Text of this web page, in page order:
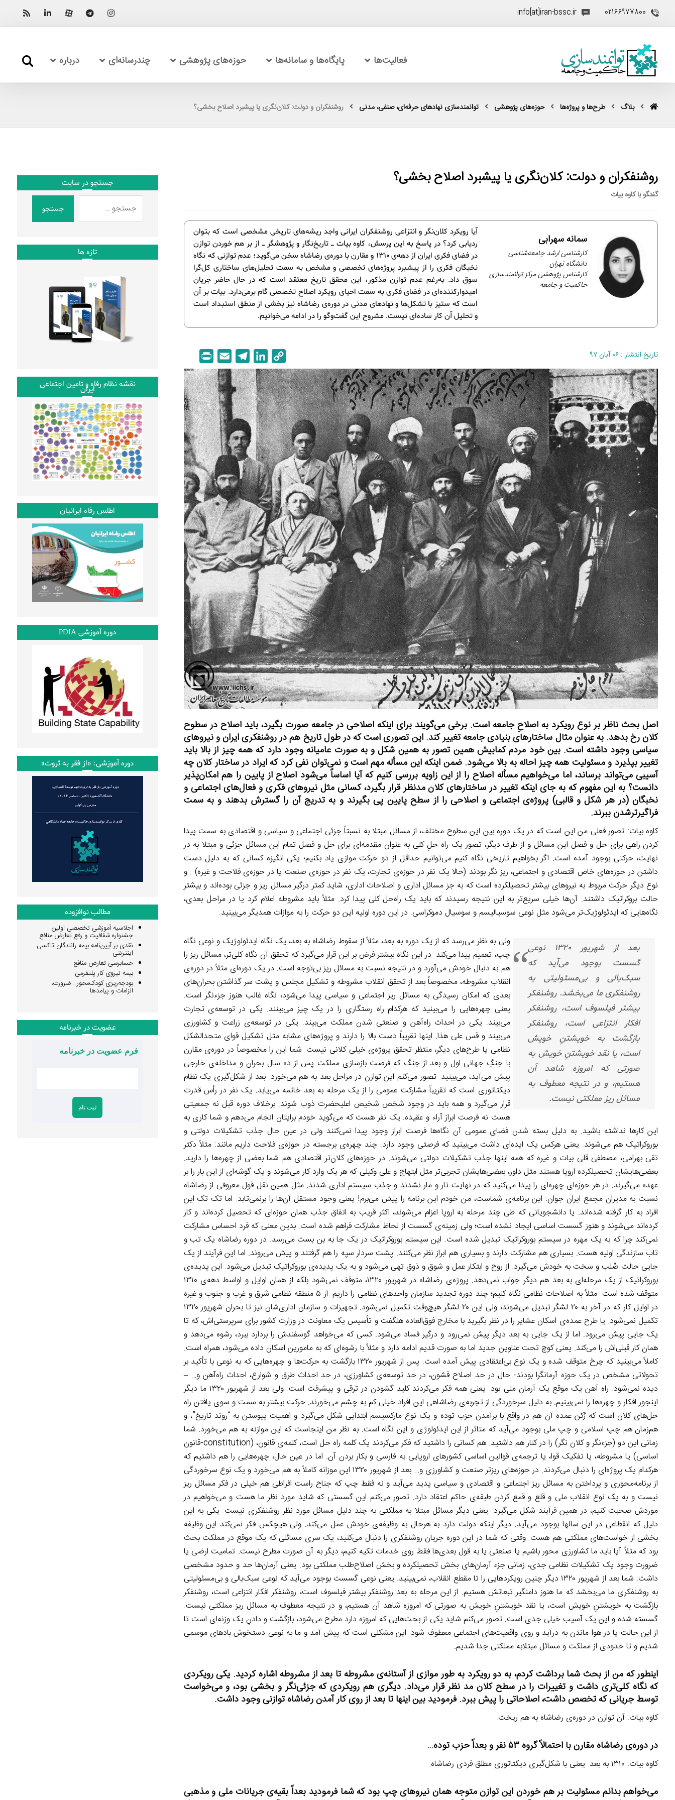
02166977800
info[at]iran-bssc.ir
فعالیت‌ها پایگاه‌ها و سامانه‌ها حوزه‌های پژوهشی چندرسانه‌ای درباره
بلاگ طرح‌ها و پروژه‌ها حوزه‌های پژوهشی توانمندسازی نهادهای حرفه‌ای، صنفی، مدنی روشنفکران و دولت: کلان‌نگری یا پیشبرد اصلاح بخشی؟
روشنفکران و دولت: کلان‌نگری یا پیشبرد اصلاح بخشی؟
گفتگو با کاوه بیات
آیا رویکرد کلان‌نگر و انتزاعی روشنفکران ایرانی واجد ریشه‌های تاریخی مشخصی است که بتوان
ردیابی کرد؟ در پاسخ به این پرسش، کاوه بیات ـ تاریخ‌نگار و پژوهشگر ـ از بر هم خوردن توازن
در فضای فکری ایران از دهه‌ی 1310 و مقارن با دوره‌ی رضاشاه سخن می‌گوید؛ عدم توازنی که نگاه
نخبگان فکری را از پیشبرد پروژه‌های تخصصی و مشخص به سمت تحلیل‌های ساختاری کل‌گرا
سوق داد. به‌رغم عدم‌ توازن مذکور، این محقق تاریخ معتقد است که در حال حاضر جریان
امیدوارکننده‌ای در فضای فکری به سمت احیای رویکرد اصلاح تخصصی گام برمی‌دارد. بیات بر آن
است که ستیز با تشکل‌ها و نهادهای مدنی در دوره‌ی رضاشاه نیز بخشی از منطق استبداد است
و تحلیل آن کار ساده‌ای نیست. مشروح این گفت‌وگو را در ادامه می‌خوانیم.
سمانه سهرابی
کارشناسی ارشد جامعه‌شناسی
دانشگاه تهران
کارشناس پژوهشی مرکز توانمندسازی
حاکمیت و جامعه
تاریخ انتشار : ۰۶ آبان ۹۷
o
p
y
L
i
n
k
i
n
k
e
d
I
n
e
l
e
g
r
a
m
m
a
i
l
r
i
n
t
اصل بحث ناظر بر نوع رویکرد به اصلاحِ جامعه است. برخی می‌گویند برای اینکه اصلاحی در جامعه صورت بگیرد، باید اصلاح در سطوح
کلان رخ بدهد. به عنوان مثال ساختارهای بنیادی جامعه تغییر کند. این تصوری است که در طول تاریخ هم در روشنفکری ایران و نیروهای
سیاسی وجود داشته است. بین خود مردم کمابیش همین تصور به همین شکل و به صورت عامیانه وجود دارد که همه چیز از بالا باید
تغییر بپذیرد و مسئولیت همه چیز احاله به بالا می‌شود. ضمن اینکه این مسأله مهم است و نمی‌توان نفی کرد که ایراد در ساختار کلان چه
آسیبی می‌تواند برساند، اما می‌خواهیم مسأله اصلاح را از این زاویه بررسی کنیم که آیا اساساً می‌شود اصلاح از پایین را هم امکان‌پذیر
دانست؟ به این مفهوم که به جای اینکه تغییر در ساختارهای کلان مدنظر قرار بگیرد، کسانی مثل نیروهای فکری و فعال‌های اجتماعی و
نخبگان (در هر شکل و قالبی) پروژه‌ی اجتماعی و اصلاحی را از سطح پایین پی بگیرند و به تدریج آن را گسترش بدهند و به سمت
فراگیرترشدن ببرند.
کاوه بیات: تصور فعلی من این است که در یک دوره بین این سطوح مختلف، از مسائل مبتلا به نسبتاً جزئی اجتماعی و سیاسی و اقتصادی به سمت پیدا
کردن راهی برای حل و فصل این مسائل و از طرف دیگر، تصور یک راه حلِ کلی به عنوان مقدمه‌ای برای حل و فصل تمام این مسائل جزئی و مبتلا به در
نهایت، حرکتی بوجود آمده است. اگر بخواهیم تاریخی نگاه کنیم می‌توانیم حداقل از دو حرکت موازی یاد بکنیم؛ یکی انگیزه کسانی که به دلیل دست
داشتن در حوزه‌های خاص اقتصادی و اجتماعی، ریز نگر بودند (حالا یک نفر در حوزه‌ی تجارت، یک نفر در حوزه‌ی صنعت یا در حوزه‌ی فلاحت و غیره) . و
نوع دیگر حرکت مربوط به نیروهای بیشتر تحصیلکرده است که به جز مسائل اداری و اصلاحات اداری، شاید کمتر درگیر مسائل ریز و جزئی بوده‌اند و بیشتر
حالت بروکراتیک داشتند. آن‌ها خیلی سریع‌تر به این نتیجه رسیدند که باید یک راه‌حل کلی پیدا کرد. مثلاً باید مشروطه اعلام کرد یا در مراحل بعدی،
نگاه‌هایی که ایدئولوژیک‌تر می‌شود مثل نوعی سوسیالیسم و سوسیال دموکراسی. در این دوره اولیه این دو حرکت را به موازات همدیگر می‌بینید.
بعد از شهریور ۱۳۲۰ نوعی
گسست بوجود می‌آید که
سبک‌بالی و بی‌مسئولیتی به
روشنفکری ما می‌بخشد. روشنفکر
بیشتر فیلسوف است، روشنفکر
افکار انتزاعی است، روشنفکر
بازگشت به خویشتنِ خویش
است، یا نقد خویشتنِ خویش به
صورتی که امروزه شاهد آن
هستیم، و در نتیجه معطوف به
مسائل ریز مملکتی نیست.
ولی به نظر می‌رسد که از یک دوره به بعد، مثلاً از سقوط رضاشاه به بعد، یک نگاه ایدئولوژیک و نوعی نگاه
چپ، تعمیم پیدا می‌کند. در این نگاه بیشتر فرض بر این قرار می‌گیرد که تحقق آن نگاه کلی‌تر، مسائل ریز را
هم به دنبال خودش می‌آورد و در نتیجه نسبت به مسائل ریز بی‌توجه است. در یک دوره‌ای مثلاً در دوره‌ی
انقلاب مشروطه، مخصوصاً بعد از تحقق انقلاب مشروطه و تشکیل مجلس و پشت سر گذاشتن بحران‌های
بعدی که امکان رسیدگی به مسائل ریز اجتماعی و سیاسی پیدا می‌شود، نگاه غالب هنوز جزءنگر است.
یعنی چهره‌هایی را می‌بینید که هرکدام راه رستگاری را در یک چیز می‌بینند. یکی در توسعه‌ی تجارت
می‌بیند. یکی در احداث راه‌آهن و صنعتی شدن مملکت می‌بیند. یکی در توسعه‌ی زراعت و کشاورزی
می‌بیند و قس علی هذا. اینها تقریباً دست بالا را دارند و پروژه‌های مشابه مثل تشکیل قوای متحدالشکل
نظامی یا طرح‌های دیگر، منتظر تحقق پروژه‌ی خیلی کلانی نیست. شما این را مخصوصاً در دوره‌ی مقارن
با جنگِ جهانی اول و بعد از جنگ که فرصت بازسازی مملکت پس از ده سال بحران و مداخله‌ی خارجی
پیش می‌آید، می‌بینید. تصور می‌کنم این توازن در مراحل بعد به هم می‌خورد. بعد از شکل‌گیری یک نظام
دیکتاتوری است که تقریباً مشارکت عمومی را از یک مرحله به بعد خاتمه می‌یابد. یک نفر در رأس قدرت
قرار می‌گیرد و همه باید در وجود شخص شخیص اعلیحضرت ذوب شوند. برخلاف دوره قبل نه جمعیتی
هست نه فرصت ابراز آراء و عقیده. یک نفر هست که می‌گوید خودم برایتان انجام می‌دهم و شما کاری به
این کارها نداشته باشید. به دلیل بسته شدن فضای عمومی آن نگاه‌ها فرصت ابراز وجود پیدا نمی‌کنند ولی در عین حال جذب تشکیلات دولتی و
بوروکراتیک هم می‌شوند. یعنی هرکس یک ایده‌ای داشت می‌بینید که فرصتی وجود دارد. چند چهره‌ی برجسته در حوزه‌ی فلاحت داریم مانند: مثلاً دکتر
تقی بهرامی، مصطفی قلی بیات و غیره که همه اینها جذب تشکیلات دولتی می‌شوند. در حوزه‌های کلان‌تر اقتصادی هم شما بعضی از چهره‌ها را دارید.
بعضی‌هایشان تحصیلکرده اروپا هستند مثل داور، بعضی‌هایشان تجربی‌تر مثل ابتهاج و علی وکیلی که هر یک وارد کار می‌شوند و یک گوشه‌ای از این بار را بر
عهده می‌گیرند. در هر حوزه‌ای چهره‌ای را پیدا می‌کنید که در نهایت تار و مار نشدند و جذب سیستم اداری شدند. مثل همین نقل قول معروفی از رضاشاه
نسبت به مدیران مجمع ایران جوان: این برنامه‌ی شماست، من خودم این برنامه را پیش می‌برم! یعنی وجود مستقل آن‌ها را برنمی‌تابد. اما تک تک این
افراد به کار گرفته شده‌اند. یا دانشجویانی که طی چند مرحله به اروپا اعزام می‌شوند، اکثر قریب به اتفاق جذب همان حوزه‌ای که تحصیل کرده‌اند و کار
کرده‌اند می‌شوند و هنوز گسست اساسی ایجاد نشده است؛ ولی زمینه‌ی گسست از لحاظ مشارکت فراهم شده است. بدین معنی که فرد احساس مشارکت
نمی‌کند چرا که به یک مهره در سیستم بوروکراتیک تبدیل شده است. این سیستم بوروکراتیک در یک جا به بن بست می‌رسد. در دوره رضاشاه یک تب و
تاب سازندگی اولیه هست. بسیاری هم مشارکت دارند و بسیاری هم ابراز نظر می‌کنند. پشت سردار سپه را هم گرفتند و پیش می‌روند. اما این فرآیند از یک
جایی حالت صُلب و سخت به خودش می‌گیرد. از روح و ابتکار عمل و شوق و ذوق تهی می‌شود و به یک پدیده‌ی بوروکراتیک تبدیل می‌شود. این پدیده‌ی
بوروکراتیک از یک مرحله‌ای به بعد هم دیگر جواب نمی‌دهد. پروژه‌ی رضاشاه در شهریور ۱۳۲۰، متوقف نمی‌شود بلکه از همان اوایل و اواسط دهه‌ی ۱۳۱۰
متوقف شده است. مثلاً به اصلاحات نظامی نگاه کنیم؛ چند دوره تجدید سازمان واحدهای نظامی را داریم. از ۵ منطقه نظامی شرق و غرب و جنوب و غیره
در اوایل کار که در آخر به ۲۰ لشگر تبدیل می‌شوند، ولی این ۲۰ لشگر هیچ‌وقت تکمیل نمی‌شود. تجهیزات و سازمان اداری‌شان نیز تا بحران شهریور ۱۳۲۰
تکمیل نمی‌شود. یا طرح عمده‌ی اسکان عشایر را در نظر بگیرید با مخارج فوق‌العاده هنگفت و تأسیس یک معاونت در وزارت کشور برای سرپرستی‌اش، که تا
یک جایی پیش می‌رود. اما از یک جایی به بعد دیگر پیش نمی‌رود و درگیر فساد می‌شود. کسی که می‌خواهد گوسفندش را بردارد ببرد، رشوه می‌دهد و
همان کار قبلی‌اش را می‌کند. یعنی کوچ تحت عناوین جدید اما به صورت قدیم ادامه دارد و مثلاً با رشوه‌ای که به مامورین اسکان داده می‌شود، همراه است.
کاملاً می‌بینید که چرخ متوقف شده و یک نوع بی‌اعتقادی پیش آمده است. پس از شهریور ۱۳۲۰ بازگشت به حرکت‌ها و چهره‌هایی که به نوعی با تأکید بر
تحولاتی مشخص در یک حوزه آرمانگرا بودند- حال در حد اصلاح قشون، در حد توسعه‌ی کشاورزی، در حد احداث طرق و شوارع، احداث راه‌آهن و… –
دیده نمی‌شود. راه آهن یک موقع یک آرمان ملی بود. یعنی همه فکر می‌کردند کلید گشودن در ترقی و پیشرفت است. ولی بعد از شهریور ۱۳۲۰ ما دیگر
اینجور افکار و چهره‌ها را نمی‌بینیم. به دلیل سرخوردگی از تجربه‌ی رضاشاهی این افراد خیلی کم به چشم می‌خورند. حرکت بیشتر به سمت و سوی یافتن راه
حل‌های کلان است که رُکن عمده آن هم در واقع با برآمدن حزب توده و یک نوع مارکسیسم ابتدایی شکل می‌گیرد و اهمیت پیوستن به “روند تاریخ”، و
هم‌زمان هم چپ اسلامی و چپ ملی بوجود می‌آید که متاثر از این ایدئولوژی و این نگاه است. به نظر من اینجاست که این موازنه به هم می‌خورد. شما
زمانی این دو (جزءنگر و کلان نگر) را در کنار هم داشتید. هم کسانی را داشتید که فکر می‌کردند یک کلمه راه حل است، کلمه‌ی قانون، (constitution-قانون
اساسی) یا مشروطه، یا تفکیک قوا، یا ترجمه‌ی قوانین اساسی کشورهای اروپایی به فارسی و بکار بردن آن. اما در عین حال، چهره‌هایی را هم داشتیم که
هرکدام یک پروژه‌ای را دنبال می‌کردند. در حوزه‌های ریزتر صنعت و کشاورزی و… بعد از شهریور ۱۳۲۰ این موزانه کاملاً به هم می‌خورد و یک نوع سرخوردگی
از برنامه‌محوری و پرداختن به مسائل ریز اجتماعی و اقتصادی و سیاسی پدید می‌آید و نه فقط چپ که جناح راست افراطی هم خیلی در فکر مسائل ریز
نیست و به یک نوع انقلاب ملی و قلع و قمع کردن طبقه‌ی حاکم اعتقاد دارد. تصور می‌کنم این گسستی که شاید مورد نظر ما هست و می‌خواهیم در
موردش صحبت کنیم، در همین فرآیند شکل می‌گیرد. یعنی دیگر مسائل مبتلا به مملکتی به چند دلیل مسائل مورد نظر روشنفکری نیست. یکی به این
دلیل که انقطاعی در این سالها بوجود می‌آید. دیگر اینکه دولت دارد به هرحال به وظیفه‌ی خودش عمل می‌کند. ولی هیچکس فکر نمی‌کند این وظیفه
بخشی از خواست‌های مملکتی هم هست. وقتی که شما در این دوره جریان روشنفکری را دنبال می‌کنید، یک سری مسائلی که یک موقع در مملکت بحث
بود که مثلاً آیا باید ما کشاورزی محور باشیم یا صنعتی یا به قول بعدی‌ها فقط روی خدمات تکیه کنیم، دیگر به آن صورت مطرح نیست. تمامیت ارضی یا
ضرورت وجود یک تشکیلات نظامی جدی، زمانی جزء آرمان‌های بخش تحصیلکرده و بخش اصلاح‌طلب مملکتی بود. یعنی آرمان‌ها حد و حدود مشخصی
داشت. شما بعد از شهریور ۱۳۲۰ دیگر چنین رویکردهایی را تا مقطع انقلاب، نمی‌بینید. یعنی نوعی گسست بوجود می‌آید که نوعی سبک‌بالی و بی‌مسئولیتی
به روشنفکری ما می‌بخشد که ما هنوز دامنگیر تبعاتش هستیم. از این مرحله به بعد روشنفکر بیشتر فیلسوف است، روشنفکر افکار انتزاعی است، روشنفکر
بازگشت به خویشتنِ خویش است، یا نقد خویشتنِ خویش به صورتی که امروزه شاهد آن هستیم، و در نتیجه معطوف به مسائل ریز مملکتی نیست.
گسسته شده و این یک آسیب خیلی جدی است. تصور می‌کنم شاید یکی از بحث‌هایی که امروزه دارد مطرح می‌شود، بازگشت و دادنِ یک وزنه‌ای است تا
از این حالت پا در هوا ماندن به درآید و روی واقعیت‌های اجتماعی معطوف شود. این مشکلی است که پیش آمد و ما به نوعی دستخوش بادهای موسمی
شدیم و تا حدودی از مملکت و مسائل مبتلابه مملکتی جدا شدیم.
اینطور که من از بحث شما برداشت کردم، به دو رویکرد به طور موازی از آستانه‌ی مشروطه تا بعد از مشروطه اشاره کردید. یکی رویکردی
که نگاه کلی‌تری داشت و تغییرات را در سطح کلان مد نظر قرار می‌داد. دیگری هم رویکردی که جزئی‌نگر و بخشی بود، و می‌خواست
توسط جریانی که تخصص داشت، اصلاحاتی را پیش ببرد. فرمودید بین اینها تا بعد از روی کار آمدن رضاشاه توازنی وجود داشت.
کاوه بیات: آن توازن در دوره‌ی رضاشاه به هم ریخت.
در دوره‌ی رضاشاه مقارن با احتمالاً گروه ۵۳ نفر و بعداً حزب توده…
کاوه بیات: ۱۳۱۰ به بعد. یعنی با شکل‌گیری دیکتاتوری مطلق فردی رضاشاه.
می‌خواهم بدانم مسئولیت بر هم خوردن این توازن متوجه همان نیروهای چپ بود که شما فرمودید بعداً بقیه‌ی جریانات ملی و مذهبی
جستجو در سایت
جستجو
تازه ها
نقشه نظام رفاه و تامین اجتماعی
ایران
اطلس رفاه ایرانیان
دوره آموزشی PDIA
دوره آموزشی: «از فقر به ثروت»
مطالب نوافزوده
اجلاسیه آموزشی تخصصی اولین
جشنواره شفافیت و رفع تعارض منافع
نقدی بر آیین‌نامه بیمه رانندگان تاکسی
اینترنتی
حسابرسی تعارض منافع
بیمه نیروی کار پلتفرمی
بودجه‌ریزی کودک‌محور : ضرورت،
الزامات و پیامدها
عضویت در خبرنامه
فرم عضویت در خبرنامه